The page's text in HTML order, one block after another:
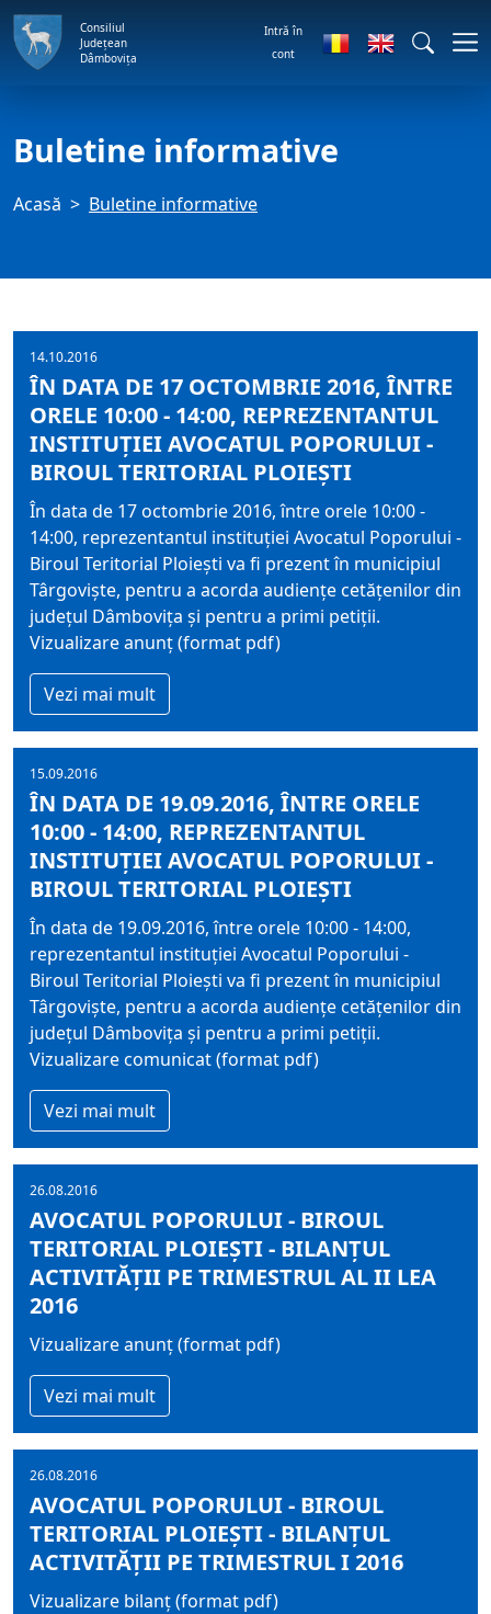
Consiliul
Județean
Dâmbovița
Intră în
cont
Buletine informative
Acasă Buletine informative
14.10.2016
ÎN DATA DE 17 OCTOMBRIE 2016, ÎNTRE
ORELE 10:00 - 14:00, REPREZENTANTUL
INSTITUŢIEI AVOCATUL POPORULUI -
BIROUL TERITORIAL PLOIEŞTI
În data de 17 octombrie 2016, între orele 10:00 -
14:00, reprezentantul instituţiei Avocatul Poporului -
Biroul Teritorial Ploieşti va fi prezent în municipiul
Târgovişte, pentru a acorda audienţe cetăţenilor din
judeţul Dâmboviţa şi pentru a primi petiţii.
Vizualizare anunț (format pdf)
Vezi mai mult
15.09.2016
ÎN DATA DE 19.09.2016, ÎNTRE ORELE
10:00 - 14:00, REPREZENTANTUL
INSTITUŢIEI AVOCATUL POPORULUI -
BIROUL TERITORIAL PLOIEŞTI
În data de 19.09.2016, între orele 10:00 - 14:00,
reprezentantul instituţiei Avocatul Poporului -
Biroul Teritorial Ploieşti va fi prezent în municipiul
Târgovişte, pentru a acorda audienţe cetăţenilor din
judeţul Dâmboviţa şi pentru a primi petiţii.
Vizualizare comunicat (format pdf)
Vezi mai mult
26.08.2016
AVOCATUL POPORULUI - BIROUL
TERITORIAL PLOIEŞTI - BILANȚUL
ACTIVITĂȚII PE TRIMESTRUL AL II LEA
2016
Vizualizare anunț (format pdf)
Vezi mai mult
26.08.2016
AVOCATUL POPORULUI - BIROUL
TERITORIAL PLOIEŞTI - BILANȚUL
ACTIVITĂȚII PE TRIMESTRUL I 2016
Vizualizare bilanț (format pdf)